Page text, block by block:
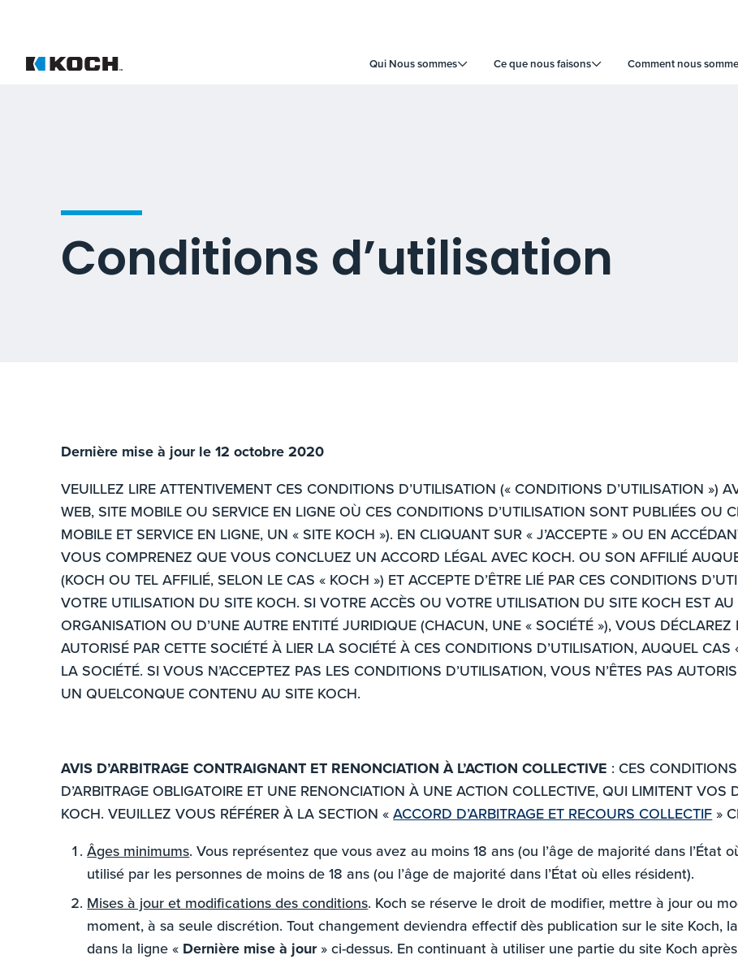
Qui Nous sommes Ce que nous faisons Comment nous
Conditions d’utilisation
Dernière mise à jour le 12 octobre 2020
VEUILLEZ LIRE ATTENTIVEMENT CES CONDITIONS D’UTILISATION (« CONDITIONS D’UTILISATION »)
WEB, SITE MOBILE OU SERVICE EN LIGNE OÙ CES CONDITIONS D’UTILISATION SONT PUBLIÉES OU
MOBILE ET SERVICE EN LIGNE, UN « SITE KOCH »). EN CLIQUANT SUR « J’ACCEPTE » OU EN
VOUS COMPRENEZ QUE VOUS CONCLUEZ UN ACCORD LÉGAL AVEC KOCH. OU SON AFFILIÉ
(KOCH OU TEL AFFILIÉ, SELON LE CAS « KOCH ») ET ACCEPTE D’ÊTRE LIÉ PAR CES CONDITIONS
VOTRE UTILISATION DU SITE KOCH. SI VOTRE ACCÈS OU VOTRE UTILISATION DU SITE KOCH EST
ORGANISATION OU D’UNE AUTRE ENTITÉ JURIDIQUE (CHACUN, UNE « SOCIÉTÉ »), VOUS
AUTORISÉ PAR CETTE SOCIÉTÉ À LIER LA SOCIÉTÉ À CES CONDITIONS D’UTILISATION, AUQUEL
LA SOCIÉTÉ. SI VOUS N’ACCEPTEZ PAS LES CONDITIONS D’UTILISATION, VOUS N’ÊTES PAS
UN QUELCONQUE CONTENU AU SITE KOCH.
AVIS D’ARBITRAGE CONTRAIGNANT ET RENONCIATION À L’ACTION COLLECTIVE : CES
D’ARBITRAGE OBLIGATOIRE ET UNE RENONCIATION À UNE ACTION COLLECTIVE, QUI LIMITENT VOS
KOCH. VEUILLEZ VOUS RÉFÉRER À LA SECTION «ACCORD D’ARBITRAGE ET RECOURS COLLECTIF »
Âges minimums. Vous représentez que vous avez au moins 18 ans (ou l’âge de majorité dans l’État
utilisé par les personnes de moins de 18 ans (ou l’âge de majorité dans l’État où elles résident).
Mises à jour et modifications des conditions. Koch se réserve le droit de modifier, mettre à jour ou
moment, à sa seule discrétion. Tout changement deviendra effectif dès publication sur le site Koch,
dans la ligne « Dernière mise à jour» ci-dessus. En continuant à utiliser une partie du site Koch